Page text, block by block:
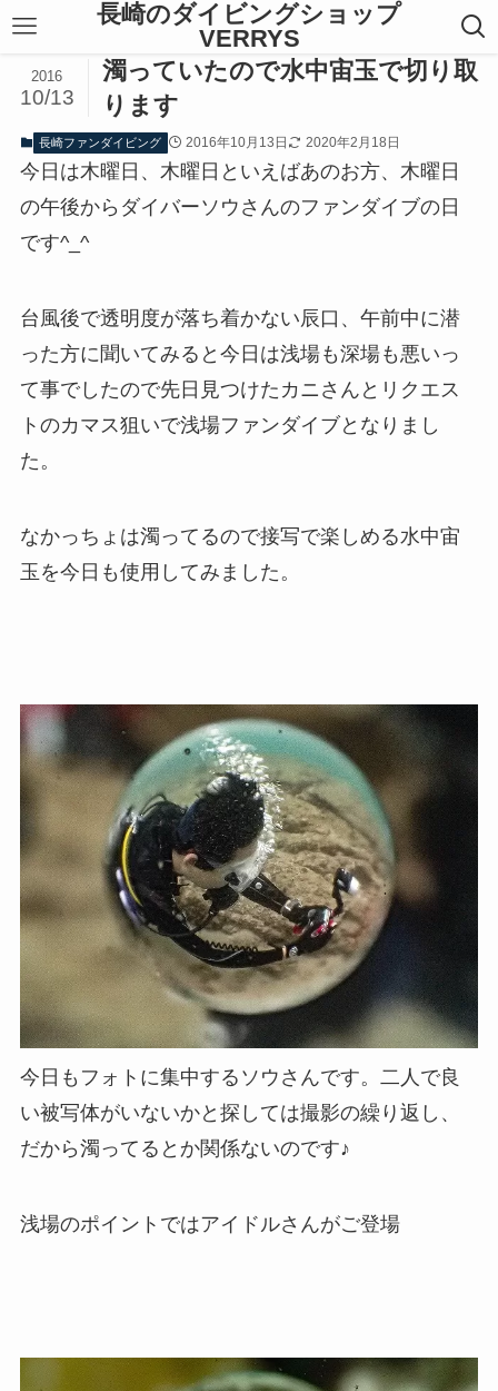
長崎のダイビングショップ
VERRYS
濁っていたので水中宙玉で切り取
ります
2016
10/13
長崎ファンダイビング 2016年10月13日 2020年2月18日
今日は木曜日、木曜日といえばあのお方、木曜日
の午後からダイバーソウさんのファンダイブの日
です^_^
台風後で透明度が落ち着かない辰口、午前中に潜
った方に聞いてみると今日は浅場も深場も悪いっ
て事でしたので先日見つけたカニさんとリクエス
トのカマス狙いで浅場ファンダイブとなりまし
た。
なかっちょは濁ってるので接写で楽しめる水中宙
玉を今日も使用してみました。
今日もフォトに集中するソウさんです。二人で良
い被写体がいないかと探しては撮影の繰り返し、
だから濁ってるとか関係ないのです♪
浅場のポイントではアイドルさんがご登場